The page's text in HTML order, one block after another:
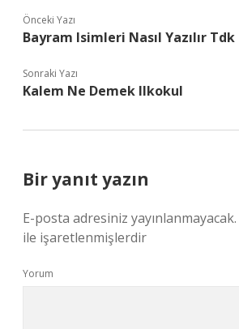
Önceki Yazı
Bayram Isimleri Nasıl Yazılır Tdk
Sonraki Yazı
Kalem Ne Demek Ilkokul
Bir yanıt yazın
E-posta adresiniz yayınlanmayacak.
ile işaretlenmişlerdir
Yorum